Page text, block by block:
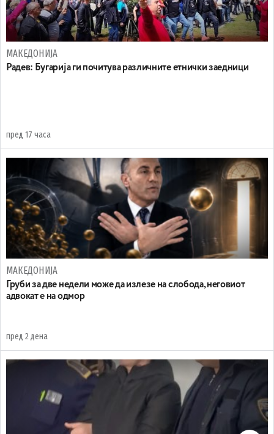
МАКЕДОНИЈА
Радев: Бугарија ги почитува различните етнички заедници
пред 17 часа
МАКЕДОНИЈА
Груби за две недели може да излезе на слобода, неговиот
адвокат е на одмор
пред 2 дена